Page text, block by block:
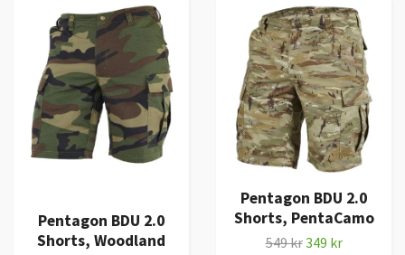
Pentagon BDU 2.0
Shorts, Woodland
Pentagon BDU 2.0
Shorts, PentaCamo
549 kr349 kr